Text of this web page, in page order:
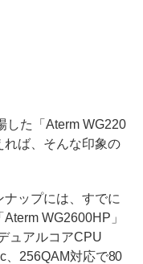
た「Aterm WG220
ば、そんな印象の
ップには、すでに
WG2600HP」
ュアルコアCPU
、256QAM対応で80